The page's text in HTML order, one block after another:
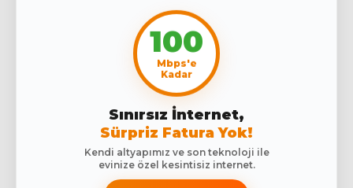
100
Mbps'e
Kadar
Sınırsız İnternet,
Sürpriz Fatura Yok!
Kendi altyapımız ve son teknoloji ile
evinize özel kesintisiz internet.